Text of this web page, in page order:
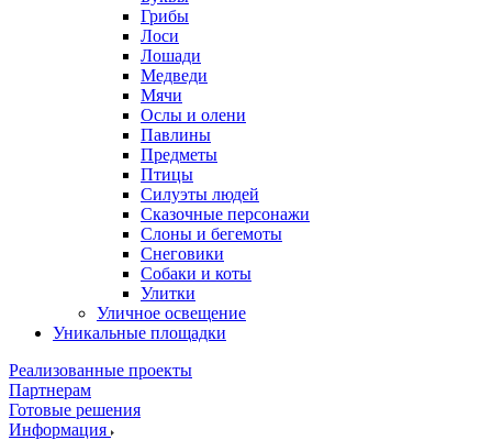
Грибы
Лоси
Лошади
Медведи
Мячи
Ослы и олени
Павлины
Предметы
Птицы
Силуэты людей
Сказочные персонажи
Слоны и бегемоты
Снеговики
Собаки и коты
Улитки
Уличное освещение
Уникальные площадки
Реализованные проекты
Партнерам
Готовые решения
Информация